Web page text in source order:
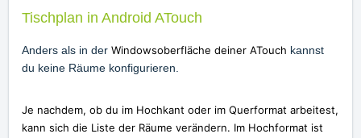
Tischplan in Android ATouch
Anders als in der Windowsoberfläche deiner ATouch kannst
du keine Räume konfigurieren.
Je nachdem, ob du im Hochkant oder im Querformat arbeitest,
kann sich die Liste der Räume verändern. Im Hochformat ist